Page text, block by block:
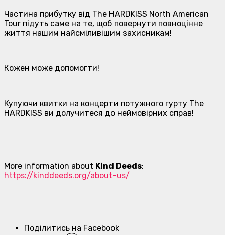
Частина прибутку від The HARDKISS North American
Tour підуть саме на те, щоб повернути повноцінне
життя нашим найсміливішим захисникам!
Кожен може допомогти!
Купуючи квитки на концерти потужного гурту The
HARDKISS ви долучитеся до неймовірних справ!
More information about Kind Deeds:
https://kinddeeds.org/about-us/
Поділитись на Facebook